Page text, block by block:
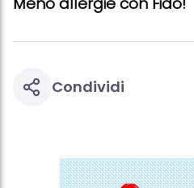
Condividi